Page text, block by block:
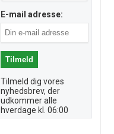
E-mail adresse:
Tilmeld dig vores
nyhedsbrev, der
udkommer alle
hverdage kl. 06:00